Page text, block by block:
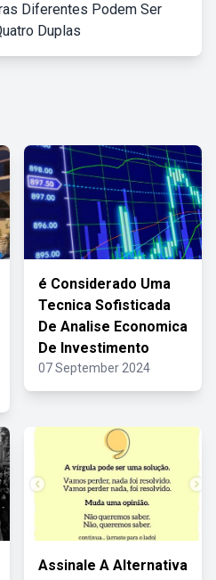
Diferentes Podem Ser
Duplas
é Considerado Uma
Tecnica Sofisticada
De Analise Economica
De Investimento
07 September 2024
Assinale A Alternativa